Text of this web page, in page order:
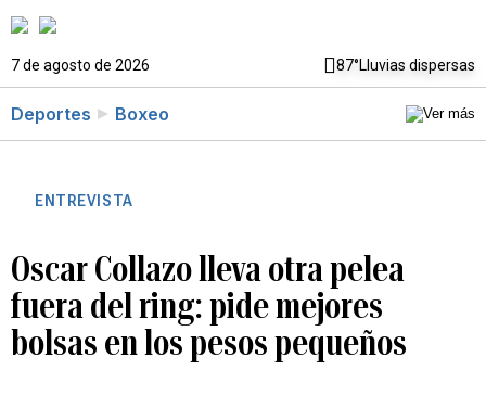
7 de agosto de 2026 87°Lluvias dispersas
Deportes Boxeo
ENTREVISTA
Oscar Collazo lleva otra pelea
fuera del ring: pide mejores
bolsas en los pesos pequeños